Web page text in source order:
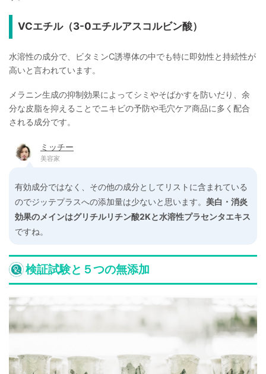
VCエチル（3-0エチルアスコルビン酸）
水溶性の成分で、ビタミンC誘導体の中でも特に即効性と持続性が
高いと言われています。
メラニン生成の抑制効果によってシミやそばかすを防いだり、余
分な皮脂を抑えることでニキビの予防や毛穴ケア商品に多く配合
される成分です。
ミッチー
美容家
有効成分ではなく、その他の成分としてリストに含まれている
のでジッテプラスへの添加量は少ないと思います。 美白・消炎
効果のメインはグリチルリチン酸2Kと水溶性プラセンタエキス
ですね。
検証試験と５つの無添加